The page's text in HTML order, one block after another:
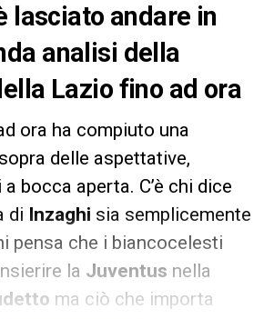
lasciato andare in
analisi della
Lazio fino ad ora
ora ha compiuto una
delle aspettative,
bocca aperta. C’è chi dice
di Inzaghi sia semplicemente
pensa che i biancocelesti
la Juventus nella
ma ciò che importa